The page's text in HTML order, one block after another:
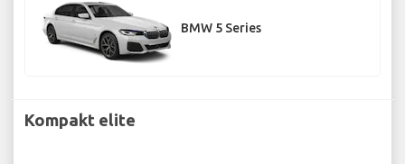
BMW 5 Series
Kompakt elite